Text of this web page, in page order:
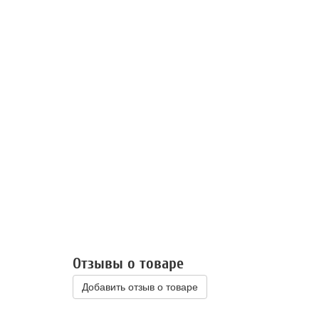
Отзывы о товаре
Добавить отзыв о товаре